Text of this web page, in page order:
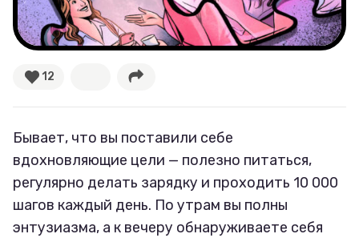
Тренды
Рецепты
Соцсети
12
Бывает, что вы поставили себе
вдохновляющие цели — полезно питаться,
регулярно делать зарядку и проходить 10 000
шагов каждый день. По утрам вы полны
энтузиазма, а к вечеру обнаруживаете себя